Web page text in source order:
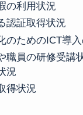
の利用状況
認証取得状況
のためのICT導
職員の研修受講
況
得状況